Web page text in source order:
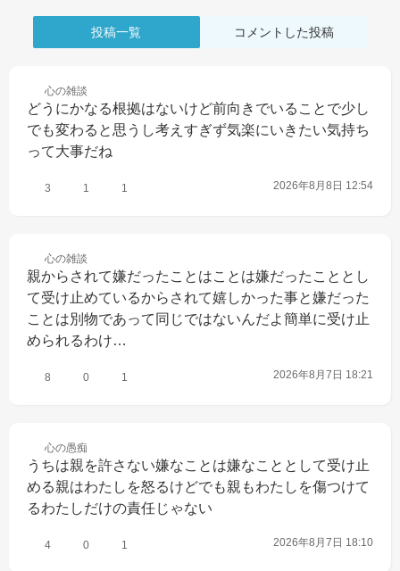
投稿一覧 コメントした投稿
心の雑談
どうにかなる根拠はないけど前向きでいることで少し
でも変わると思うし考えすぎず気楽にいきたい気持ち
って大事だね
3 1 1 2026年8月8日 12:54
心の雑談
親からされて嫌だったことはことは嫌だったこととし
て受け止めているからされて嬉しかった事と嫌だった
ことは別物であって同じではないんだよ簡単に受け止
められるわけ…
8 0 1 2026年8月7日 18:21
心の愚痴
うちは親を許さない嫌なことは嫌なこととして受け止
める親はわたしを怒るけどでも親もわたしを傷つけて
るわたしだけの責任じゃない
4 0 1 2026年8月7日 18:10